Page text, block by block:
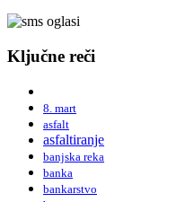
Ključne reči
8. mart
asfalt
asfaltiranje
banjska reka
banka
bankarstvo